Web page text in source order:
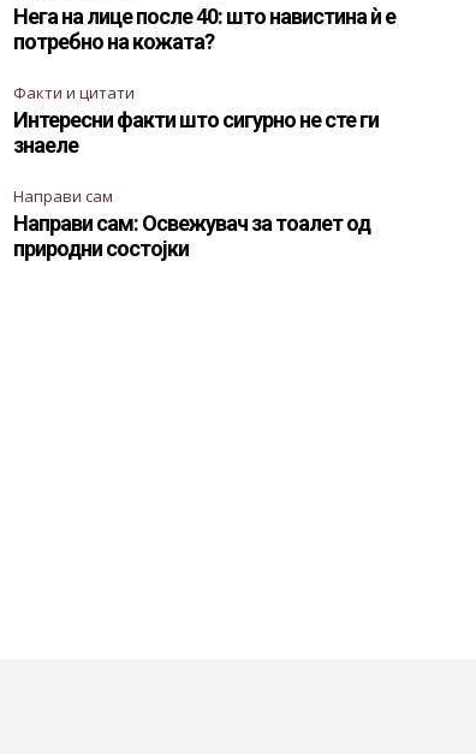
Нега на лице после 40: што навистина ѝ е
потребно на кожата?
Факти и цитати
Интересни факти што сигурно не сте ги
знаеле
Направи сам
Направи сам: Освежувач за тоалет од
природни состојки